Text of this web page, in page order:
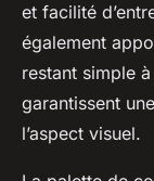
et facilité
également
restant simple
garantissent
l’aspect visuel.